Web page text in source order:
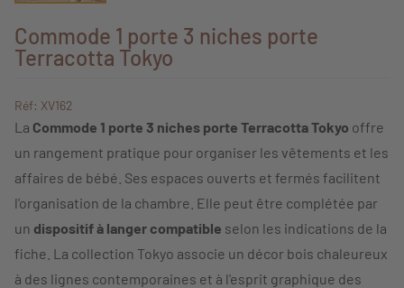
Commode 1 porte 3 niches porte
Terracotta Tokyo
Réf: XV162
La Commode 1 porte 3 niches porte Terracotta Tokyo offre
un rangement pratique pour organiser les vêtements et les
affaires de bébé. Ses espaces ouverts et fermés facilitent
l'organisation de la chambre. Elle peut être complétée par
un dispositif à langer compatible selon les indications de la
fiche. La collection Tokyo associe un décor bois chaleureux
à des lignes contemporaines et à l'esprit graphique des